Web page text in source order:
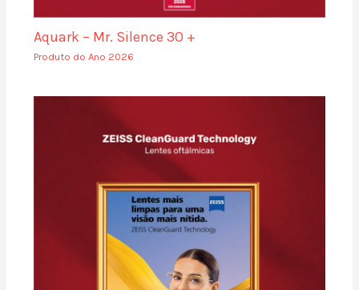
Aquark – Mr. Silence 30 +
Produto do Ano 2026